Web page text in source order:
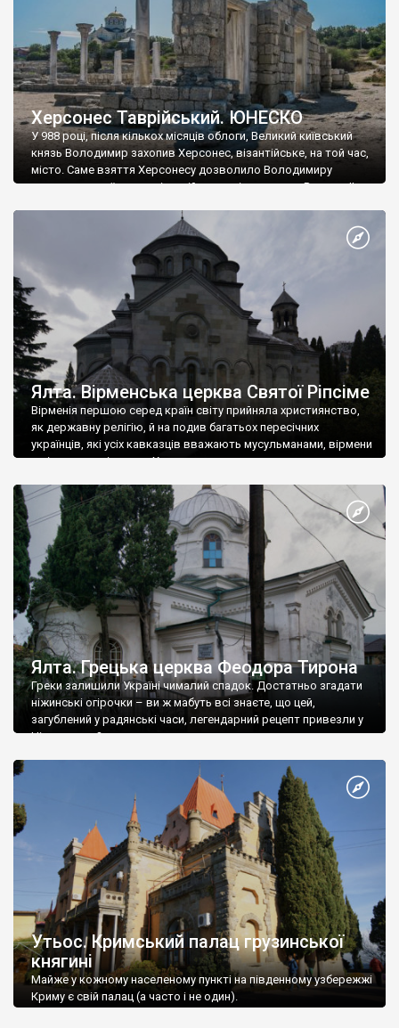
Херсонес Таврійський. ЮНЕСКО
У 988 році, після кількох місяців облоги, Великий київський
князь Володимир захопив Херсонес, візантійське, на той час,
місто. Саме взяття Херсонесу дозволило Володимиру
диктувати свої умови візантійському імператору Василю ІІ, та
Херсонесі Володимир-язичник, став Василем-християнином.
А потім було Хрещення Русі. На честь Херсонесу Таврійського
Ялта. Вірменська церква Святої Ріпсіме
Вірменія першою серед країн світу прийняла християнство,
як державну релігію, й на подив багатьох пересічних
українців, які усіх кавказців вважають мусульманами, вірмени
є відданими вірянами Христа
Ялта. Грецька церква Феодора Тирона
Греки залишили Україні чималий спадок. Достатньо згадати
ніжинські огірочки – ви ж мабуть всі знаєте, що цей,
загублений у радянські часи, легендарний рецепт привезли у
Ніжин греки?
Утьос. Кримський палац грузинської
княгині
Майже у кожному населеному пункті на південному узбережжі
Криму є свій палац (а часто і не один).